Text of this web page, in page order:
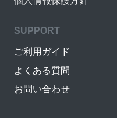
SUPPORT
ご利用ガイド
よくある質問
お問い合わせ